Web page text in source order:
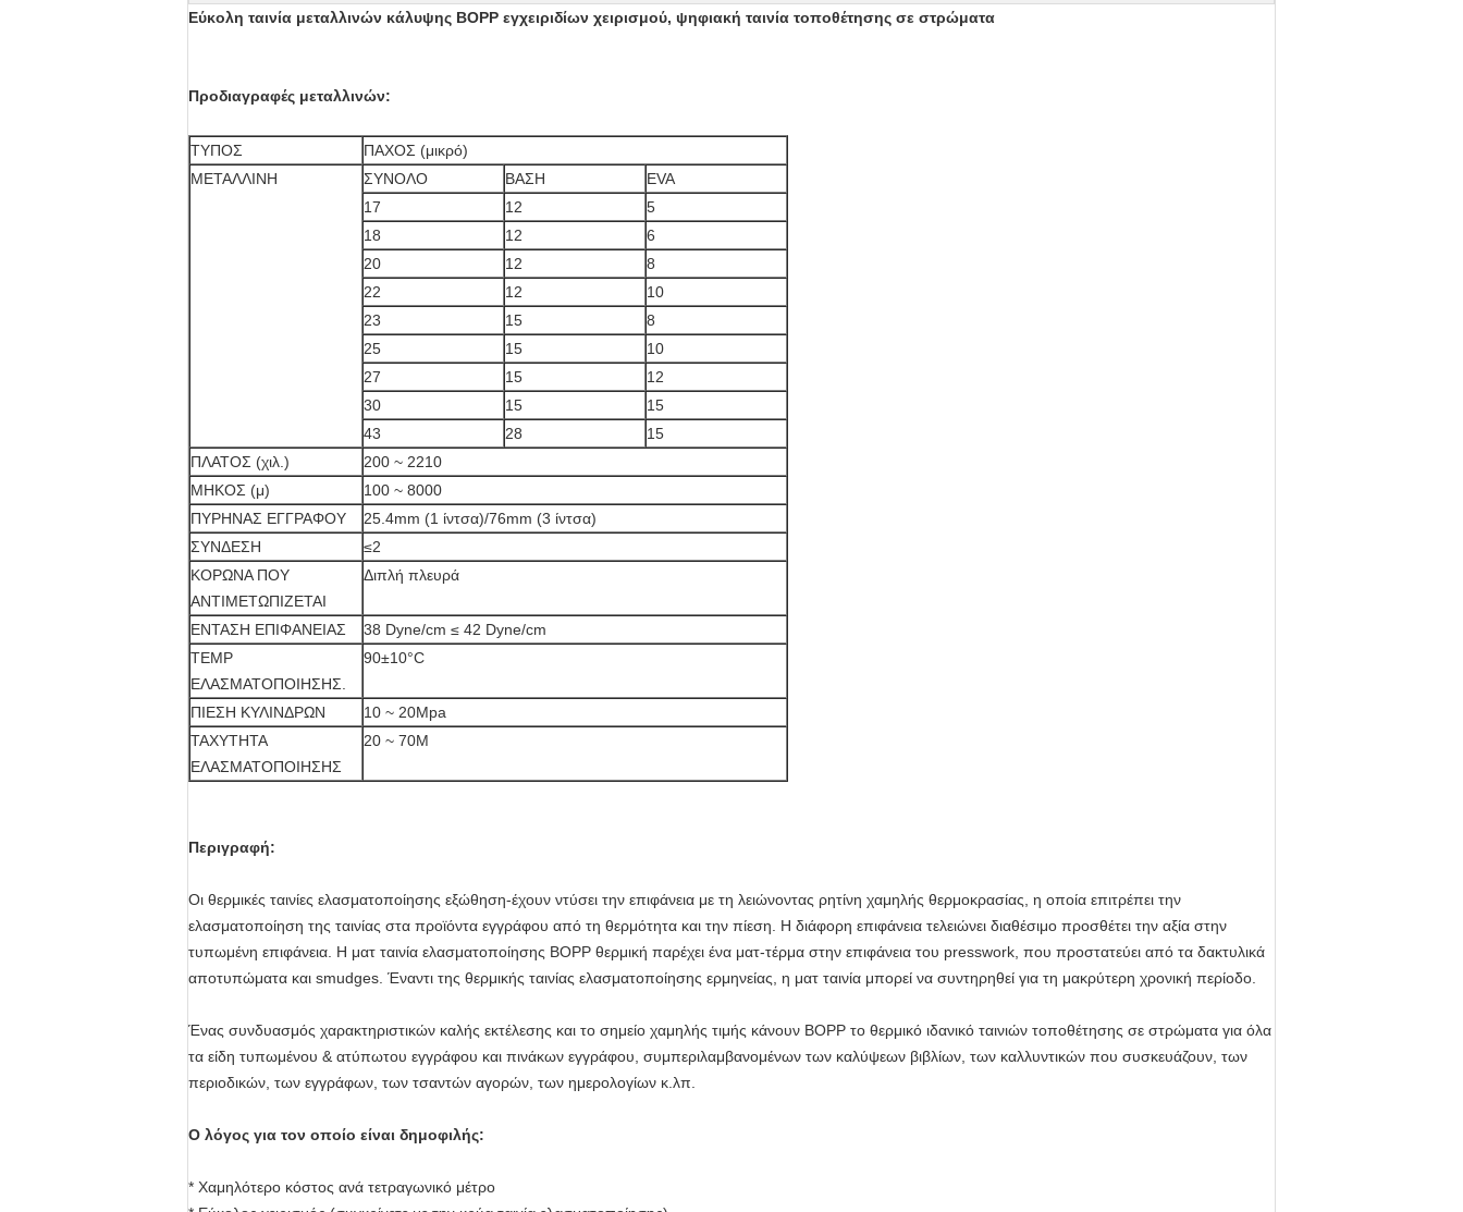
Εύκολη ταινία μεταλλινών κάλυψης BOPP εγχειριδίων χειρισμού, ψηφιακή ταινία τοποθέτησης σε στρώματα
Προδιαγραφές μεταλλινών:
ΤΥΠΟΣ
ΠΑΧΟΣ (μικρό)
ΜΕΤΑΛΛΙΝΗ
ΣΥΝΟΛΟ ΒΑΣΗ
EVA
17
12
5
18
12
6
20
12
8
22
12
10
23
15
8
25
15
10
27
15
12
30
15
15
43
28
15
ΠΛΑΤΟΣ (χιλ.)
200 ~ 2210
ΜΗΚΟΣ (μ)
100 ~ 8000
ΠΥΡΗΝΑΣ ΕΓΓΡΑΦΟΥ
25.4mm (1 ίντσα)/76mm (3 ίντσα)
ΣΥΝΔΕΣΗ
≤2
ΚΟΡΩΝΑ ΠΟΥ
ΑΝΤΙΜΕΤΩΠΙΖΕΤΑΙ
Διπλή πλευρά
ΕΝΤΑΣΗ ΕΠΙΦΑΝΕΙΑΣ
38 Dyne/cm ≤ 42 Dyne/cm
TEMP
ΕΛΑΣΜΑΤΟΠΟΙΗΣΗΣ.
90±10°C
ΠΙΕΣΗ ΚΥΛΙΝΔΡΩΝ
10 ~ 20Mpa
ΤΑΧΥΤΗΤΑ
ΕΛΑΣΜΑΤΟΠΟΙΗΣΗΣ
20 ~ 70M
Περιγραφή:
Οι θερμικές ταινίες ελασματοποίησης εξώθηση-έχουν ντύσει την επιφάνεια με τη λειώνοντας ρητίνη χαμηλής θερμοκρασίας, η οποία επιτρέπει την
ελασματοποίηση της ταινίας στα προϊόντα εγγράφου από τη θερμότητα και την πίεση. Η διάφορη επιφάνεια τελειώνει διαθέσιμο προσθέτει την αξία στην
τυπωμένη επιφάνεια. Η ματ ταινία ελασματοποίησης BOPP θερμική παρέχει ένα ματ-τέρμα στην επιφάνεια του presswork, που προστατεύει από τα δακτυλικά
αποτυπώματα και smudges. Έναντι της θερμικής ταινίας ελασματοποίησης ερμηνείας, η ματ ταινία μπορεί να συντηρηθεί για τη μακρύτερη χρονική περίοδο.
Ένας συνδυασμός χαρακτηριστικών καλής εκτέλεσης και το σημείο χαμηλής τιμής κάνουν BOPP το θερμικό ιδανικό ταινιών τοποθέτησης σε στρώματα για όλα
τα είδη τυπωμένου & ατύπωτου εγγράφου και πινάκων εγγράφου, συμπεριλαμβανομένων των καλύψεων βιβλίων, των καλλυντικών που συσκευάζουν, των
περιοδικών, των εγγράφων, των τσαντών αγορών, των ημερολογίων κ.λπ.
Ο λόγος για τον οποίο είναι δημοφιλής:
* Χαμηλότερο κόστος ανά τετραγωνικό μέτρο